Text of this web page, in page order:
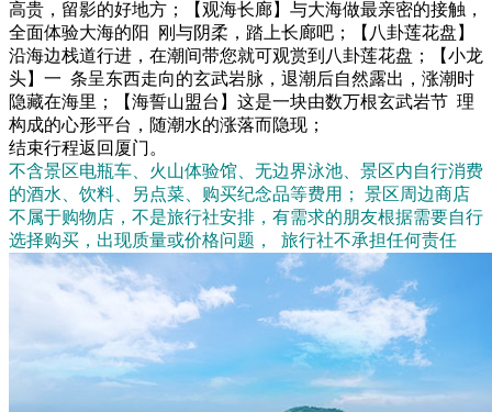
高贵，留影的好地方；【观海长廊】与大海做最亲密的接触，
全面体验大海的阳 刚与阴柔，踏上长廊吧；【八卦莲花盘】
沿海边栈道行进，在潮间带您就可观赏到八卦莲花盘；【小龙
头】一 条呈东西走向的玄武岩脉，退潮后自然露出，涨潮时
隐藏在海里；【海誓山盟台】这是一块由数万根玄武岩节 理
构成的心形平台，随潮水的涨落而隐现；
结束行程返回厦门。
不含景区电瓶车、火山体验馆、无边界泳池、景区内自行消费
的酒水、饮料、另点菜、购买纪念品等费用； 景区周边商店
不属于购物店，不是旅行社安排，有需求的朋友根据需要自行
选择购买，出现质量或价格问题， 旅行社不承担任何责任